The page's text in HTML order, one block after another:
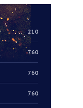
210
760
760
760